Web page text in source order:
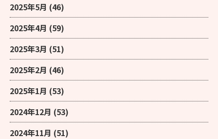
2025年5月 (46)
2025年4月 (59)
2025年3月 (51)
2025年2月 (46)
2025年1月 (53)
2024年12月 (53)
2024年11月 (51)